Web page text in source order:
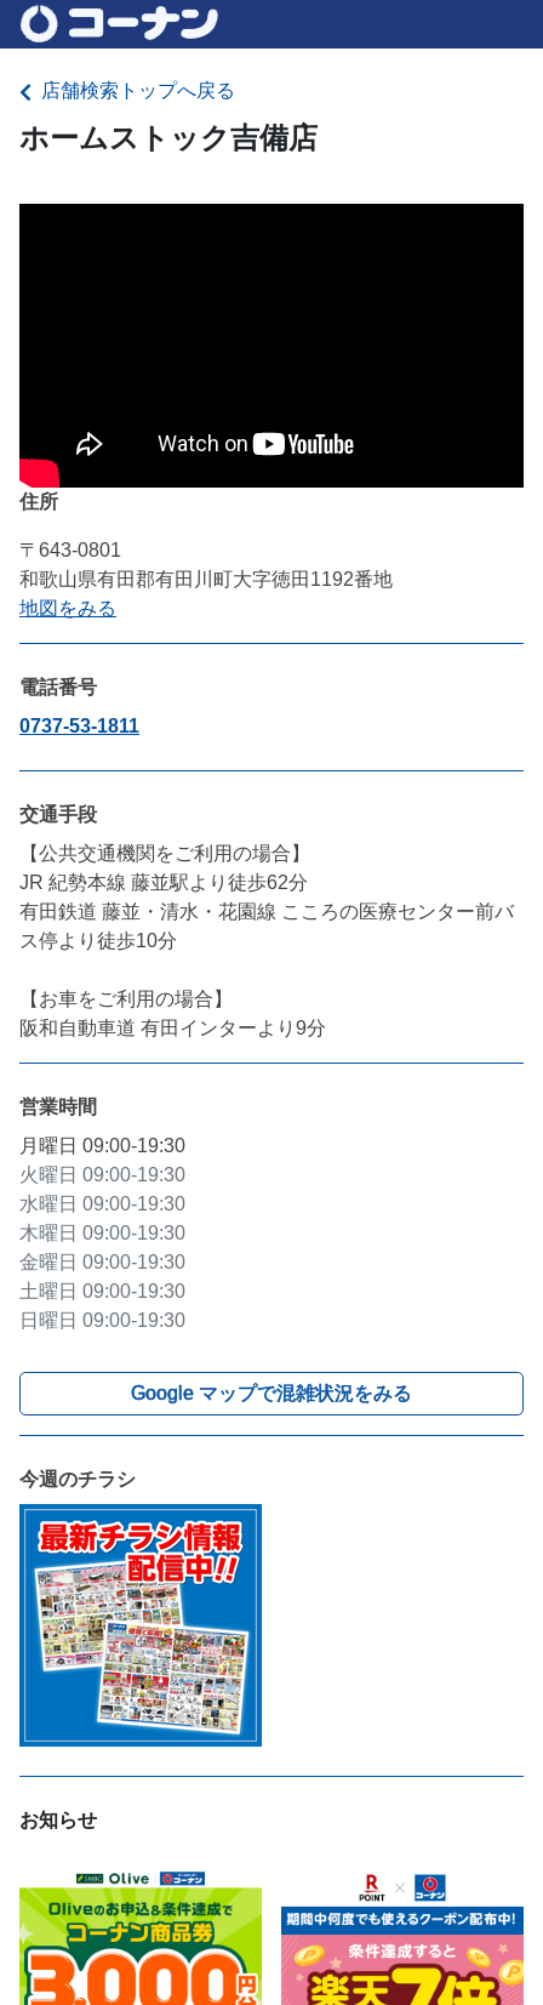
店舗検索トップへ戻る
ホームストック吉備店
住所
〒643-0801
和歌山県有田郡有田川町大字徳田1192番地
地図をみる
電話番号
0737-53-1811
交通手段
【公共交通機関をご利用の場合】
JR 紀勢本線 藤並駅より徒歩62分
有田鉄道 藤並・清水・花園線 こころの医療センター前バ
ス停より徒歩10分
【お車をご利用の場合】
阪和自動車道 有田インターより9分
営業時間
月曜日 09:00-19:30
火曜日 09:00-19:30
水曜日 09:00-19:30
木曜日 09:00-19:30
金曜日 09:00-19:30
土曜日 09:00-19:30
日曜日 09:00-19:30
Google マップで混雑状況をみる
今週のチラシ
お知らせ